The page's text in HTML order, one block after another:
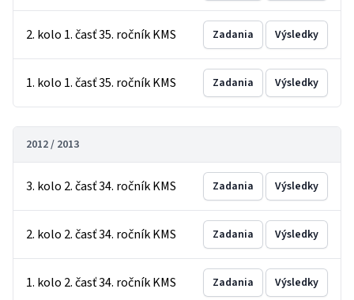
2. kolo 1. časť 35. ročník KMS Zadania Výsledky
1. kolo 1. časť 35. ročník KMS Zadania Výsledky
2012 / 2013
3. kolo 2. časť 34. ročník KMS Zadania Výsledky
2. kolo 2. časť 34. ročník KMS Zadania Výsledky
1. kolo 2. časť 34. ročník KMS Zadania Výsledky